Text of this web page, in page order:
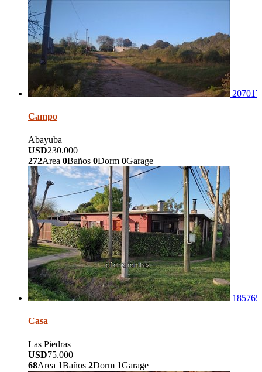
207017
Campo
Abayuba
USD230.000
272Area 0Baños 0Dorm 0Garage
185765
Casa
Las Piedras
USD75.000
68Area 1Baños 2Dorm 1Garage